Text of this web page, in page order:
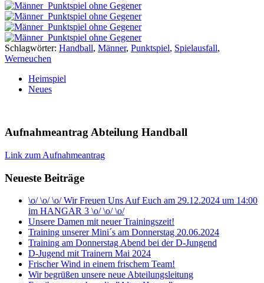
Schlagwörter: Handball, Männer, Punktspiel, Spielausfall,
Werneuchen
Heimspiel
Neues
Aufnahmeantrag Abteilung Handball
Link zum Aufnahmeantrag
Neueste Beiträge
\o/ \o/ \o/ Wir Freuen Uns Auf Euch am 29.12.2024 um 14:00
im HANGAR 3 \o/ \o/ \o/
Unsere Damen mit neuer Trainingszeit!
Training unserer Mini´s am Donnerstag 20.06.2024
Training am Donnerstag Abend bei der D-Jungend
D-Jugend mit Trainern Mai 2024
Frischer Wind in einem frischem Team!
Wir begrüßen unsere neue Abteilungsleitung